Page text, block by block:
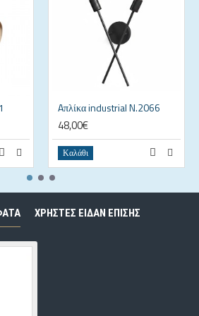
Aπλίκα industrial N.2066
48,00€
Καλάθι
ΧΡΗΣΤΕΣ ΕΙΔΑΝ ΕΠΙΣΗΣ